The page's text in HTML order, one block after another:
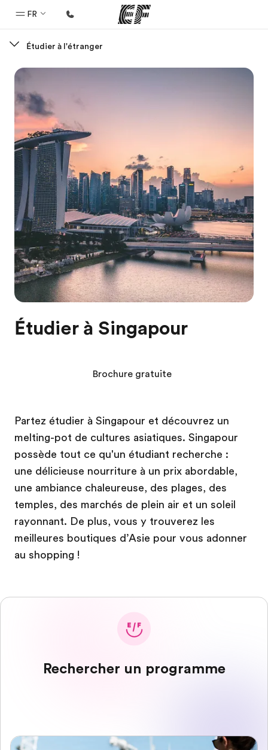
FR
Bienvenue chez EF
Programmes
Nos offres
Bureaux
Trouver un bureau
A propos de nous
Qui sommes-nous ?
EF recrute
Rejoignez nos équipes
Étudier à l'étranger
Étudier à Singapour
Partez étudier à Singapour et découvrez un
melting-pot de cultures asiatiques. Singapour
possède tout ce qu'un étudiant recherche :
une délicieuse nourriture à un prix abordable,
une ambiance chaleureuse, des plages, des
temples, des marchés de plein air et un soleil
rayonnant. De plus, vous y trouverez les
meilleures boutiques d’Asie pour vous adonner
au shopping !
Brochure gratuite
Rechercher un programme